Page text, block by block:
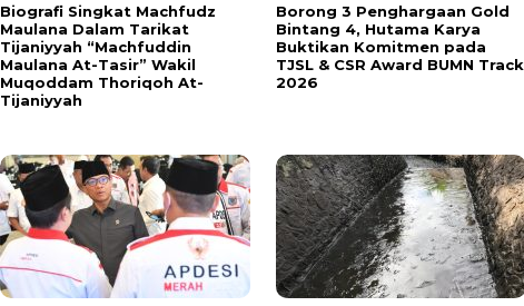
Biografi Singkat Machfudz
Maulana Dalam Tarikat
Tijaniyyah “Machfuddin
Maulana At-Tasir” Wakil
Muqoddam Thoriqoh At-
Tijaniyyah
Borong 3 Penghargaan Gold
Bintang 4, Hutama Karya
Buktikan Komitmen pada
TJSL & CSR Award BUMN Track
2026